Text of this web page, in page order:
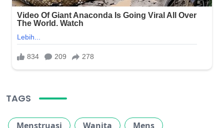
TAGS
Menstruasi Wanita Mens